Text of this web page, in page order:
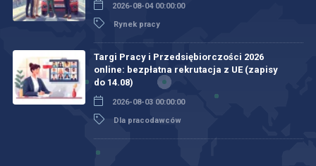
2026-08-04 00:00:00
Rynek pracy
Targi Pracy i Przedsiębiorczości 2026
online: bezpłatna rekrutacja z UE (zapisy
do 14.08)
2026-08-03 00:00:00
Dla pracodawców